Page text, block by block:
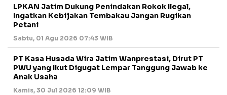
LPKAN Jatim Dukung Penindakan Rokok Ilegal,
Ingatkan Kebijakan Tembakau Jangan Rugikan
Petani
Sabtu, 01 Agu 2026 07:43 WIB
PT Kasa Husada Wira Jatim Wanprestasi, Dirut PT
PWU yang Ikut Digugat Lempar Tanggung Jawab ke
Anak Usaha
Kamis, 30 Jul 2026 12:09 WIB